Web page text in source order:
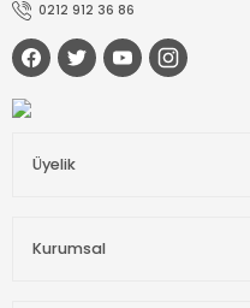
0212 912 36 86
Üyelik
Kurumsal